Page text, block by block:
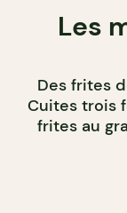
Les
Des frites
Cuites trois
frites au